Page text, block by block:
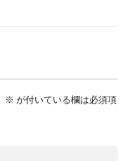
※ が付いている欄は必須項